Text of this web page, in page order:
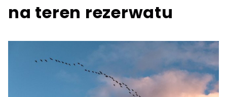
na teren rezerwatu